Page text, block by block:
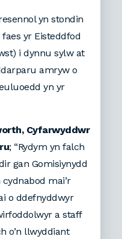
yn stondin
yr Eisteddfod
i dynnu sylw at
amryw o
yn yr
Cyfarwyddwr
; “Rydym yn falch
gan Gomisiynydd
mai’r
o ddefnyddwyr
a staff
o’n llwyddiant